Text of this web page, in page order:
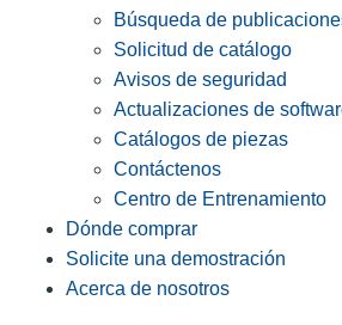
Búsqueda de
Solicitud de catálogo
Avisos de seguridad
Actualizaciones de
Catálogos de piezas
Contáctenos
Centro de Entrenamiento
Dónde comprar
Solicite una demostración
Acerca de nosotros